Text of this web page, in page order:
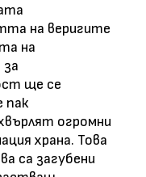
на веригите
на
ще се
пак
огромни
храна. Това
са загубени